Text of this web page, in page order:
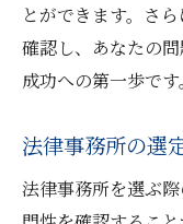
とができます。さ
確認し、あなたの
成功への第一歩です。
法律事務所の選
法律事務所を選ぶ